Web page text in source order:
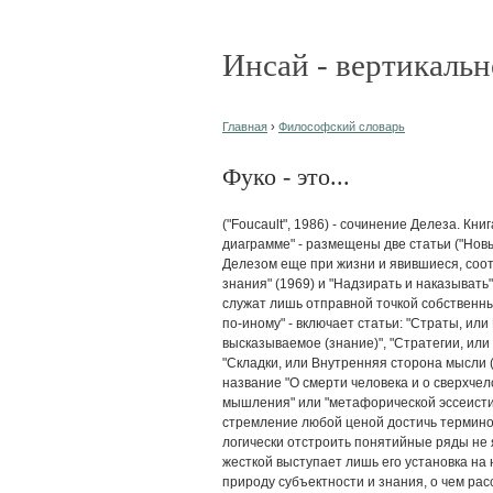
Инсай -
Главная › Философский словарь
Фуко - это...
("Foucault", 1986) - сочинение Делеза. Книга состоит из двух частей. В первой - "От архива к диаграмме" - размещены две статьи ("Новый архивариус", "Новый картограф"), написанные Делезом еще при жизни и явившиеся, соответственно, откликами на работы "Археология знания" (1969) и "Надзирать и наказывать" (1975). Вторая часть, в рамках которой идеи служат лишь отправной точкой собственным размышлениям Делеза, - "Топология: мыслить по-иному" - включает статьи: "Страты, или Исторические формации: видимое и высказываемое (знание)", "Стратегии, или Нестратифицируемое: мысли извне (власть)", "Складки, или Внутренняя сторона мысли (субъективация)". Приложение книги имеет название "О смерти человека и о сверхчеловеке". Книга "Ф." создана в жанре "поэтического мышления" или "метафорической эссеистики" и поэтому в ней акцен-тированно отсутствует стремление любой ценой достичь терминологической четкости и однозначности. Желание логически отстроить понятийные ряды не является для Делеза самоцелью. Предельно жесткой выступает лишь его установка на необходимость принципиально иного взгляда на природу субъектности и знания, о чем рассуждает и . Согласно Делезу (статья "Новый архивариус"), работы "Слова и вещи" и "Археология знания" произвели эффект, сравнимый с тем, как если бы в город был "назначен новый архивариус". Его появление не осталось незамеченным: был даже осуществлен компаративныйпсихоанализ между первым из этих сочинений и "Mein Kampf А.Гитлера: тезис о "смерти человека" оказался неприемлемым для многих философствующих ортодоксов. По мысли Делеза, осознанно отказался от рассмотрения того, что являлось предметом размышлений предшественников: анализ предложений с точки зрения их истинности/ложности либо как объектов веры были вынесены им за скобки философского интереса. С точки зрения , "высказывания" (его обозначение "предложений") и де-факто и де-юре встречаются крайне редко: они неотделимы от закона и от "эффекта редкости". утверждает: "Клавиатура пишущей машинки - не высказывание, тогда как последовательность букв A, Z, E, R, Т, приведенная в учебнике машинописи, является высказыванием о порядке букв, принятом для французских пишущих машинок". Как отмечает Делез, "такие множества не имеют правильной языковой структуры, и тем не менее это высказывания". Особо значимым для понимания сути проблемы является, по мысли Делеза, то обстоятельство, что "редкость де-факто" того, "что сказано на самом деле" обусловлено тем, "что одна фраза уже своим наличием отрицает другие, мешает им, противоречит другим фразам, вытесняет их; в итоге получается, что каждая фраза, вдобавок, чревата еще и всем тем, чего в ней не сказано: виртуальным или латентным содержанием, приумножающим ее смысл и предлагающим такую ее интерпретацию, при которой образуется "скрытый дискурс" со всем его богатством де-юре. Диалектика фраз всегда несет в себе противоречие, существующее по крайней мере для того, чтобы его можно было устранить или углубить; типология же пропозиций /инвариантная семантическая структура, охватывающая коммуникативную и модальную парадигмы предложения; задает значение истинности или ложности последнего, либо исполняет в этом же контекстерольобъекта веры - А.Г./ предполагает абстрагирование, которое на каждом уровне находит определенный тип, стоящий выше его элементов. Однако и противоречие и абстрагирование являются способами приумножения фраз и пропозиций, поскольку дают возможность противопоставить одну фразу другой или сформулировать пропозицию о пропозиции". В конечном счете, по мысли , вообще "мало, что может быть сказано"; высказывания "редки, редки по самой своей сути", высказывание "всегда представляет собой излучение единичностей, сингулярностей, единичных точек, распределяющихся в соответствующем пространстве" (см. Событийность). Делез обращает внимание на то обстоятельство, что применительно к "высказываниям" неправомерен вопрос об их "происхождении" либо "оригинальности": как отмечал , "противопоставление "оригинальность-банальность" иррелевантно: между первоначальной формулировкой и фразой, которая повторяет ее спустя годы, а то и столетия, с большей или меньшей точностью [археологическое описание] не устанавливает никакой ценностной иерархии; между ними нет радикального различия. Оно лишь стремится к установлению регулярности высказываний". Делез отмечает, что вокруг каждого высказывания мы должны различать "три круга, как бы три пространственных среза": 1 ) пространство коллатеральное, прилегающее или смежное: его образуют прочие высказывания, относящиеся к той же группе; 2)